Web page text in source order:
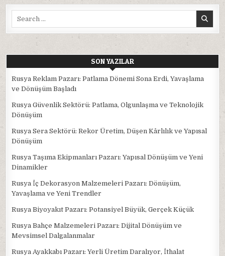
SON YAZILAR
Rusya Reklam Pazarı: Patlama Dönemi Sona Erdi, Yavaşlama
ve Dönüşüm Başladı
Rusya Güvenlik Sektörü: Patlama, Olgunlaşma ve Teknolojik
Dönüşüm
Rusya Sera Sektörü: Rekor Üretim, Düşen Kârlılık ve Yapısal
Dönüşüm
Rusya Taşıma Ekipmanları Pazarı: Yapısal Dönüşüm ve Yeni
Dinamikler
Rusya İç Dekorasyon Malzemeleri Pazarı: Dönüşüm,
Yavaşlama ve Yeni Trendler
Rusya Biyoyakıt Pazarı: Potansiyel Büyük, Gerçek Küçük
Rusya Bahçe Malzemeleri Pazarı: Dijital Dönüşüm ve
Mevsimsel Dalgalanmalar
Rusya Ayakkabı Pazarı: Yerli Üretim Daralıyor, İthalat